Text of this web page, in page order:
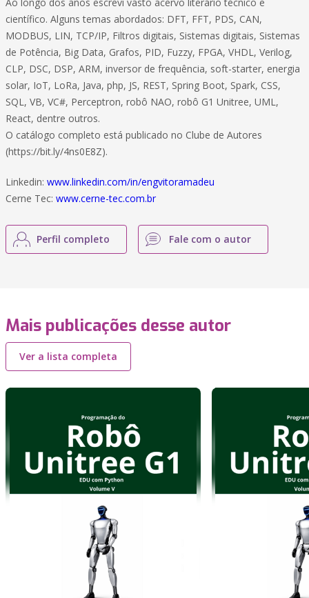
científico. Alguns temas abordados: DFT, FFT, PDS, CAN,
MODBUS, LIN, TCP/IP, Filtros digitais, Sistemas digitais, Sistemas
de Potência, Big Data, Grafos, PID, Fuzzy, FPGA, VHDL, Verilog,
CLP, DSC, DSP, ARM, inversor de frequência, soft-starter, energia
solar, IoT, LoRa, Java, php, JS, REST, Spring Boot, Spark, CSS,
SQL, VB, VC#, Perceptron, robô NAO, robô G1 Unitree, UML,
React, dentre outros.
O catálogo completo está publicado no Clube de Autores
(https://bit.ly/4ns0E8Z).
Linkedin: www.linkedin.com/in/engvitoramadeu
Cerne Tec: www.cerne-tec.com.br
Perfil completo Fale com o autor
Mais publicações desse autor
Ver a lista completa